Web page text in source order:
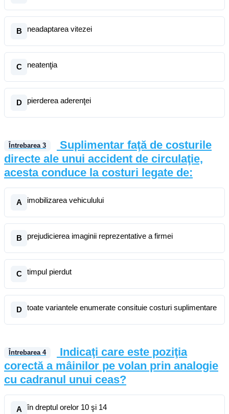
B neadaptarea vitezei
C neatenţia
D pierderea aderenţei
Întrebarea 3
Suplimentar faţă de costurile
directe ale unui accident de circulaţie,
acesta conduce la costuri legate de:
A imobilizarea vehiculului
B prejudicierea imaginii reprezentative a firmei
C timpul pierdut
D toate variantele enumerate consituie costuri suplimentare
Întrebarea 4
Indicaţi care este poziţia
corectă a mâinilor pe volan prin analogie
cu cadranul unui ceas?
A în dreptul orelor 10 şi 14